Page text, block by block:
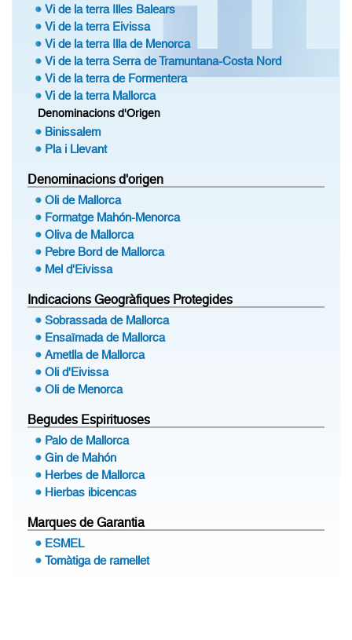
Vi de la terra Illes Balears
Vi de la terra Eivissa
Vi de la terra Illa de Menorca
Vi de la terra Serra de Tramuntana-Costa Nord
Vi de la terra de Formentera
Vi de la terra Mallorca
Denominacions d'Origen
Binissalem
Pla i Llevant
Denominacions d'origen
Oli de Mallorca
Formatge Mahón-Menorca
Oliva de Mallorca
Pebre Bord de Mallorca
Mel d'Eivissa
Indicacions Geogràfiques Protegides
Sobrassada de Mallorca
Ensaïmada de Mallorca
Ametlla de Mallorca
Oli d'Eivissa
Oli de Menorca
Begudes Espirituoses
Palo de Mallorca
Gin de Mahón
Herbes de Mallorca
Hierbas ibicencas
Marques de Garantia
ESMEL
Tomàtiga de ramellet